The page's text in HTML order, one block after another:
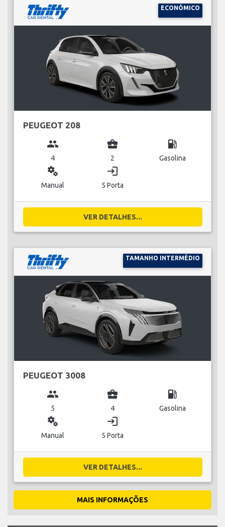
ECONÓMICO
PEUGEOT 208
group
4
business_center
2
local_gas_station
Gasolina
miscellaneous_services
Manual
login
5 Porta
VER DETALHES...
TAMANHO INTERMÉDIO
PEUGEOT 3008
group
5
business_center
4
local_gas_station
Gasolina
miscellaneous_services
Manual
login
5 Porta
VER DETALHES...
MAIS INFORMAÇÕES